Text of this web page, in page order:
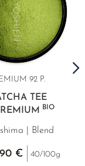
92 P.
TEE
BIO
| Blend
€ 40/100g